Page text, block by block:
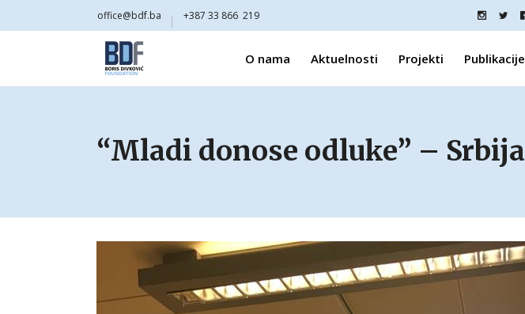
office@bdf.ba +387 33 866 219
O nama Aktuelnosti Projekti Publikacije
“Mladi donose odluke” – Srbija